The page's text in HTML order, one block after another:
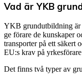
Vad är YKB
YKB grundutbildning är
ge förare de kunskaper
transporter på ett säkert
EU:s krav på
Det finns två typer av